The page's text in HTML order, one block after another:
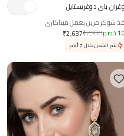
باي دوغريستايل
شوكر مزين بعمل ميناكاري
₹2,637₹2,930 10 خصم
يتم الشحن خلال 7 أيام